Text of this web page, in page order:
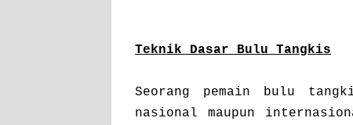
Teknik Dasar Bulu Tangkis
Seorang pemain bulu
nasional maupun